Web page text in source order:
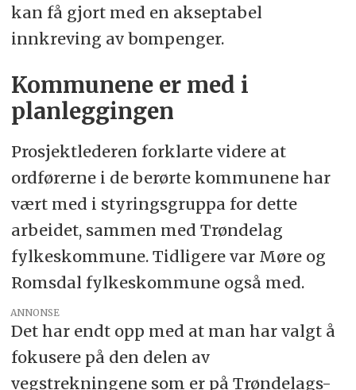
kan få gjort med en akseptabel
innkreving av bompenger.
Kommunene er med i
planleggingen
Prosjektlederen forklarte videre at
ordførerne i de berørte kommunene har
vært med i styringsgruppa for dette
arbeidet, sammen med Trøndelag
fylkeskommune. Tidligere var Møre og
Romsdal fylkeskommune også med.
ANNONSE
Det har endt opp med at man har valgt å
fokusere på den delen av
vegstrekningene som er på Trøndelags-